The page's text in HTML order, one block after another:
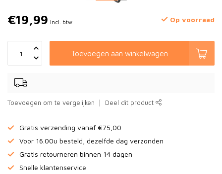
€19,99 Incl. btw Op voorraad
Toevoegen aan winkelwagen
Toevoegen om te vergelijken Deel dit product
Gratis verzending vanaf €75,00
Voor 16.00u besteld, dezelfde dag verzonden
Gratis retourneren binnen 14 dagen
Snelle klantenservice